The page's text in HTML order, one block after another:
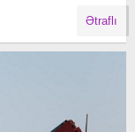
Ətraflı